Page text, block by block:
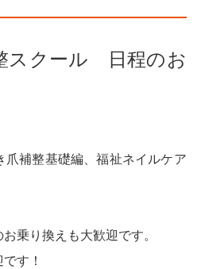
スクール 日程のお
爪補整基礎編、福祉ネイルケア
乗り換えも大歓迎です。
す！